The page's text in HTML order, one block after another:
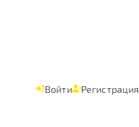
Войти Регистрация